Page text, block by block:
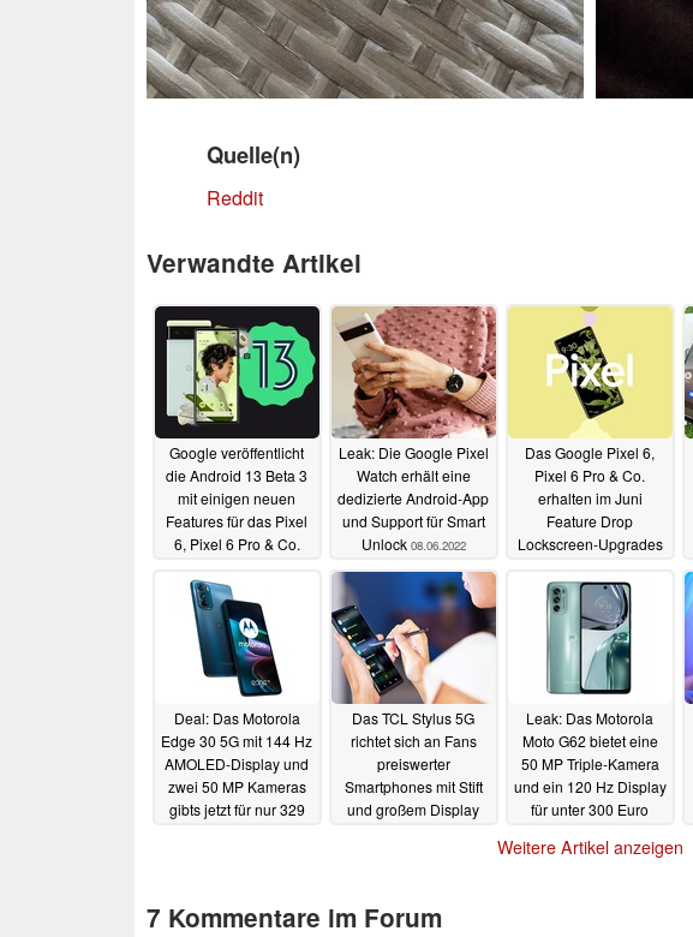
Quelle(n)
Reddit
Verwandte Artikel
Google veröffentlicht
die Android 13 Beta 3
mit einigen neuen
Features für das Pixel
6, Pixel 6 Pro & Co.
Leak: Die Google Pixel
Watch erhält eine
dedizierte Android-App
und Support für Smart
Unlock 08.06.2022
Das Google Pixel 6,
Pixel 6 Pro & Co.
erhalten im Juni
Feature Drop
Lockscreen-Upgrades
Neuerungen07.06.2022
Deal: Das Motorola
Edge 30 5G mit 144 Hz
AMOLED-Display und
zwei 50 MP Kameras
gibts jetzt für nur 329
Das TCL Stylus 5G
richtet sich an Fans
preiswerter
Smartphones mit Stift
und großem Display
Leak: Das Motorola
Moto G62 bietet eine
50 MP Triple-Kamera
und ein 120 Hz Display
für unter 300 Euro
Weitere Artikel anzeigen
7 Kommentare im Forum